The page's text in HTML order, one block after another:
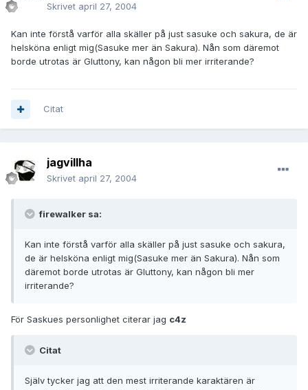
Skrivet april 27, 2004
Kan inte förstå varför alla skäller på just sasuke och sakura, de är
helsköna enligt mig(Sasuke mer än Sakura). Nån som däremot
borde utrotas är Gluttony, kan någon bli mer irriterande?
Citat
jagvillha
Skrivet april 27, 2004
firewalker sa:
Kan inte förstå varför alla skäller på just sasuke och sakura,
de är helsköna enligt mig(Sasuke mer än Sakura). Nån som
däremot borde utrotas är Gluttony, kan någon bli mer
irriterande?
För Saskues personlighet citerar jag c4z
Citat
Själv tycker jag att den mest irriterande karaktären är